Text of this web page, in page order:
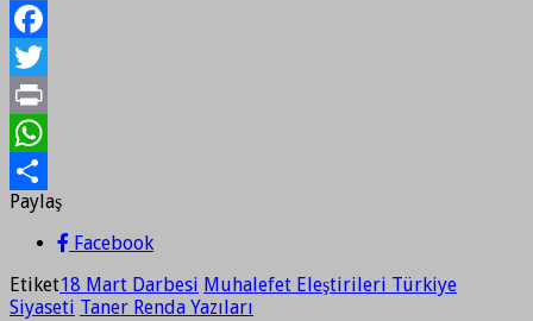
Facebook
Twitter
Print
WhatsApp
Paylaş
Paylaş
Facebook
Etiket18 Mart Darbesi Muhalefet Eleştirileri Türkiye
Siyaseti Taner Renda Yazıları